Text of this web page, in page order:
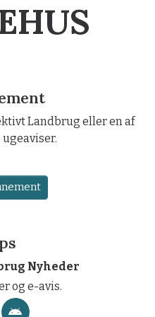
Landbrug eller en af
Nyheder
og e-avis.